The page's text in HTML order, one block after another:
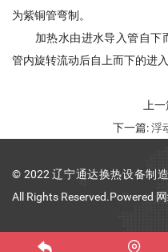
为紫铜管弯制。
加热水由进水导入管自下
管内旋转流动后自上而下的进入
上
下一篇:浮
© 2022 辽宁通达换热设备制
All Rights Reserved.Powered
 